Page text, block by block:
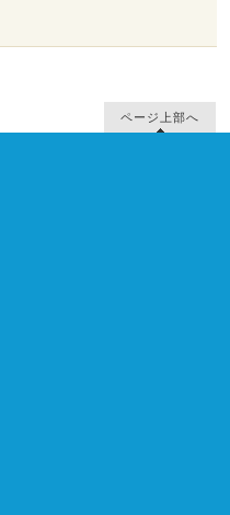
ページ上部へ